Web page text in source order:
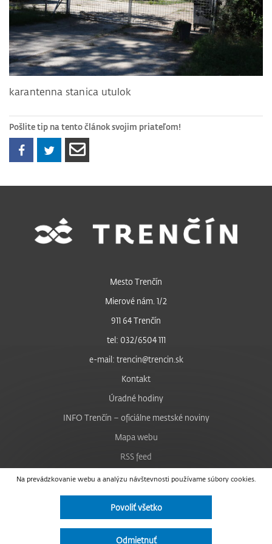
karantenna stanica utulok
Pošlite tip na tento článok svojim priateľom!
Na prevádzkovanie webu a analýzu návštevnosti používame súbory cookies.
Povoliť všetko
Odmietnuť
Mesto Trenčín
Mierové nám. 1/2
911 64 Trenčín
tel: 032/6504 111
e-mail: trencin@trencin.sk
Kontakt
Úradné hodiny
INFO Trenčín – oficiálne mestské noviny
Mapa webu
RSS feed
Nastavenie cookies
Facebook
Instagram